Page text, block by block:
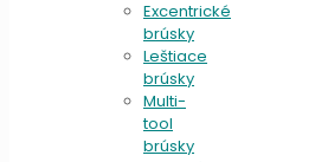
Excentrické
brúsky
Leštiace
brúsky
Multi-
tool
brúsky